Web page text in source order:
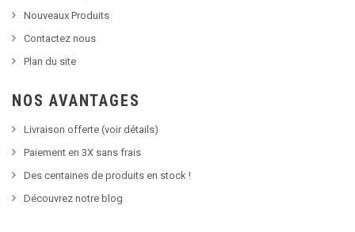
Nouveaux Produits
Contactez nous
Plan du site
NOS AVANTAGES
Livraison offerte (voir détails)
Paiement en 3X sans frais
Des centaines de produits en stock !
Découvrez notre blog